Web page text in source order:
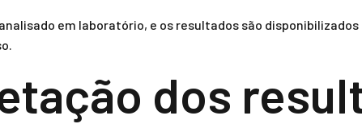
em laboratório, e os resultados são
dos